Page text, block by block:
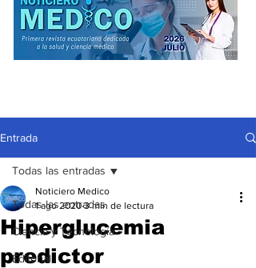
Entrada
Todas las entradas
Ciencia y Tecnología
Editorial
Todas las entradas
Hiperglucemia
predictor
Noticiero Medico
1 ago 2020 3 min de lectura